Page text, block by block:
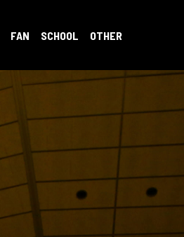
FAN SCHOOL OTHER